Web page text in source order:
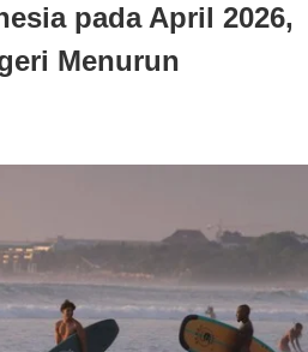
pada April 2026,
Menurun